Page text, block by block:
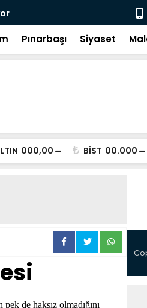
Pınarbaşı Siyaset
000,00 BİST 00.000
de haksız olmadığını